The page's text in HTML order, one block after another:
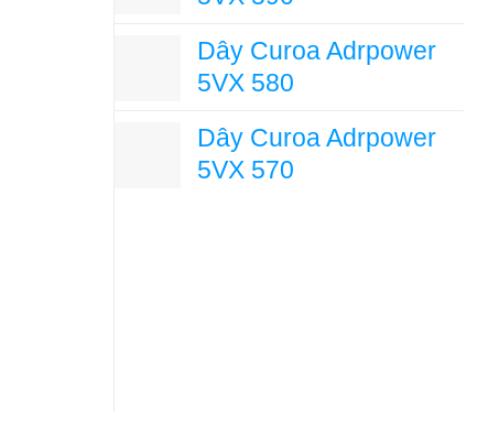
Dây Curoa Adrpower
5VX 580
Dây Curoa Adrpower
5VX 570